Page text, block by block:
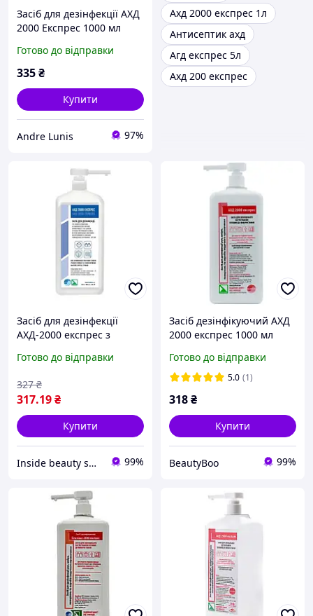
Засіб для дезінфекції АХД
2000 Експрес 1000 мл
Готово до відправки
335₴
Купити
Andre Lunis 97%
Ахд 2000 експрес 1л
Антисептик ахд
Агд експрес 5л
Ахд 200 експрес
Засіб для дезінфекції
АХД-2000 експрес з
Готово до відправки
317.19₴
327 ₴
Купити
Inside beauty shop 99%
Засіб дезінфікуючий АХД
2000 експрес 1000 мл
Готово до відправки
5.0 (1)
318₴
Купити
BeautyBoo 99%